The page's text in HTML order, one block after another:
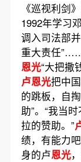
《巡视利剑
1992年学习
调入司法部
重大责任
恩光“大把撒
卢恩光把中
的跳板，自
助”。“我当
拉的赞助。”
绩，有能力
身的卢恩光